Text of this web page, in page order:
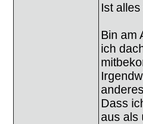
Ist
Bin am
ich
Dass
aus als